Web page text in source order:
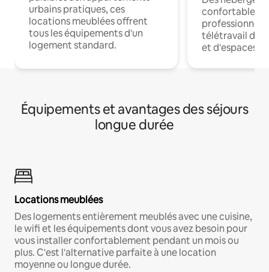
urbains pratiques, ces
locations meublées offrent
tous les équipements d'un
logement standard.
confortables
professionnels
télétravail
et d'espaces
Équipements et avantages des séjours
longue durée
Locations meublées
Des logements entièrement meublés avec une cuisine,
le wifi et les équipements dont vous avez besoin pour
vous installer confortablement pendant un mois ou
plus. C'est l'alternative parfaite à une location
moyenne ou longue durée.